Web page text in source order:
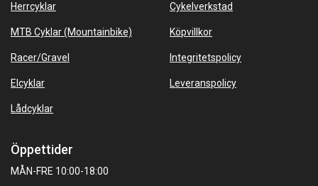
Herrcyklar
MTB Cyklar (Mountainbike)
Racer/Gravel
Elcyklar
Lådcyklar
Cykelverkstad
Köpvillkor
Integritetspolicy
Leveranspolicy
Öppettider
MÅN-FRE 10:00-18:00